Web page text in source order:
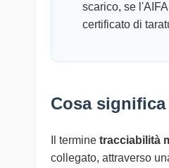
scarico, se
certificato di
Cosa
Il termine tracciabilità
collegato, attraverso